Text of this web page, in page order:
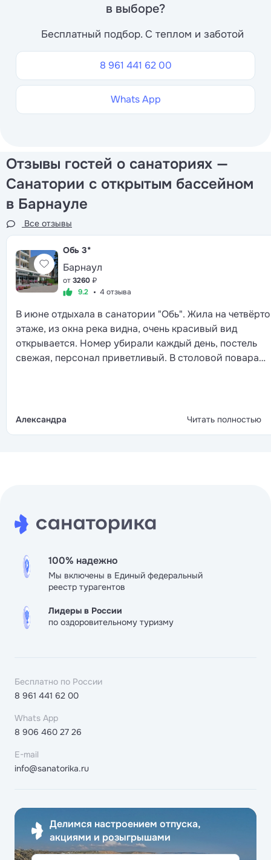
в выборе?
Бесплатный подбор. С теплом и заботой
8 961 441 62 00
Whats App
Отзывы гостей о санаториях —
Санатории с открытым бассейном
в Барнауле
Все отзывы
Обь 3*
Барнаул
от3260₽
9.2
4 отзыва
В июне отдыхала в санатории "Обь". Жила на
этаже, из окна река видна, очень красивый вид
открывается. Номер убирали каждый день, постель
свежая, персонал приветливый. В столовой повара
Наталья и Евгения, доброжелательные. Одохнула
Александра Читать полностью
100% надежно
Мы включены в Единый федеральный
реестр турагентов
Лидеры в России
по оздоровительному туризму
Бесплатно по России
8 961 441 62 00
Whats App
8 906 460 27 26
E-mail
info@sanatorika.ru
Делимся настроением отпуска,
акциями и розыгрышами